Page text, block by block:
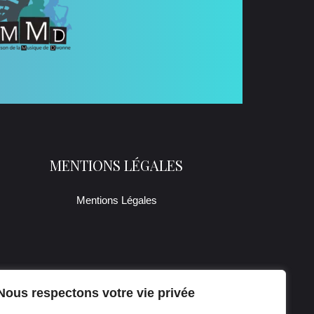
respectons votre vie privée
MENTIONS LÉGALES
Mentions Légales